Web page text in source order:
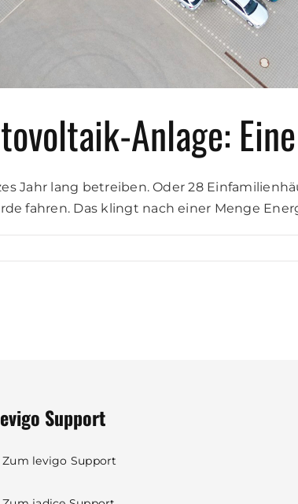
Anlage:
Jahr lang betreiben. Oder 28
fahren. Das klingt nach einer Menge
Support
levigo Support